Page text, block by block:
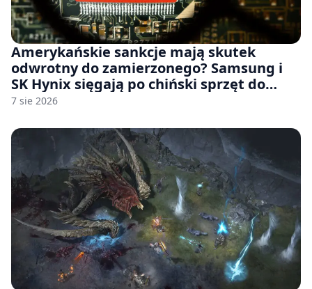
Amerykańskie sankcje mają skutek
odwrotny do zamierzonego? Samsung i
SK Hynix sięgają po chiński sprzęt do
fabryk chipów
7 sie 2026